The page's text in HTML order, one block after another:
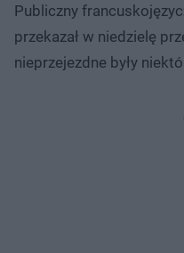
Publiczny
przekazał w niedzielę
nieprzejezdne były